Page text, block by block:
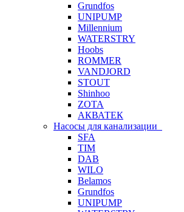
Grundfos
UNIPUMP
Millennium
WATERSTRY
Hoobs
ROMMER
VANDJORD
STOUT
Shinhoo
ZOTA
АКВАТЕК
Насосы для канализации
SFA
TIM
DAB
WILO
Belamos
Grundfos
UNIPUMP